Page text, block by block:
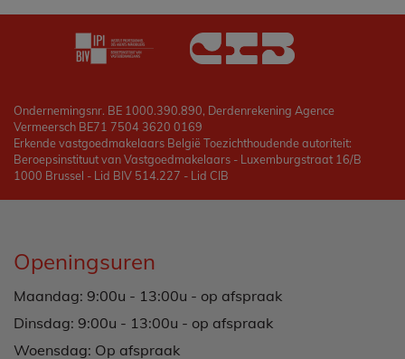
Ondernemingsnr. BE 1000.390.890, Derdenrekening Agence
Vermeersch BE71 7504 3620 0169
Erkende vastgoedmakelaars België Toezichthoudende autoriteit:
Beroepsinstituut van Vastgoedmakelaars - Luxemburgstraat 16/B
1000 Brussel - Lid BIV 514.227 - Lid CIB
Openingsuren
Maandag: 9:00u - 13:00u - op afspraak
Dinsdag: 9:00u - 13:00u - op afspraak
Woensdag: Op afspraak